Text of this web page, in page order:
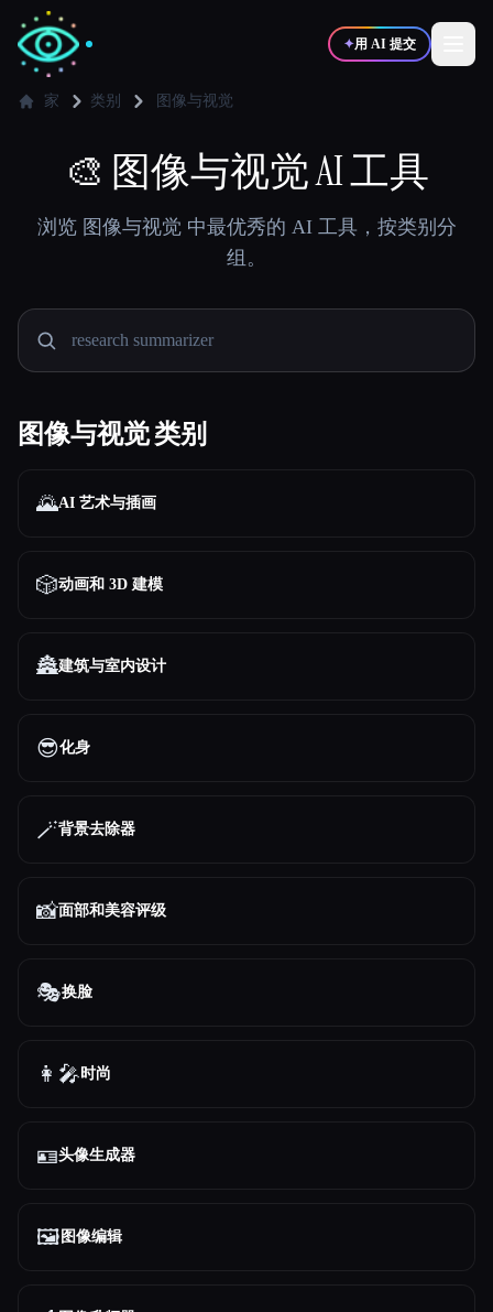
✦用 AI 提交
写作者 🎨设计师
💻开发者 📈营销
🎓学生 🎬创作者
博客
关于
家 类别 图像与视觉
🎨 图像与视觉 AI 工具
浏览 图像与视觉 中最优秀的 AI 工具，按类别分
组。
图像与视觉 类别
🌄AI 艺术与插画
🎲动画和 3D 建模
🏯建筑与室内设计
😎化身
🪄背景去除器
📸面部和美容评级
🎭换脸
👩‍🎤时尚
🪪头像生成器
🖼️ 图像编辑